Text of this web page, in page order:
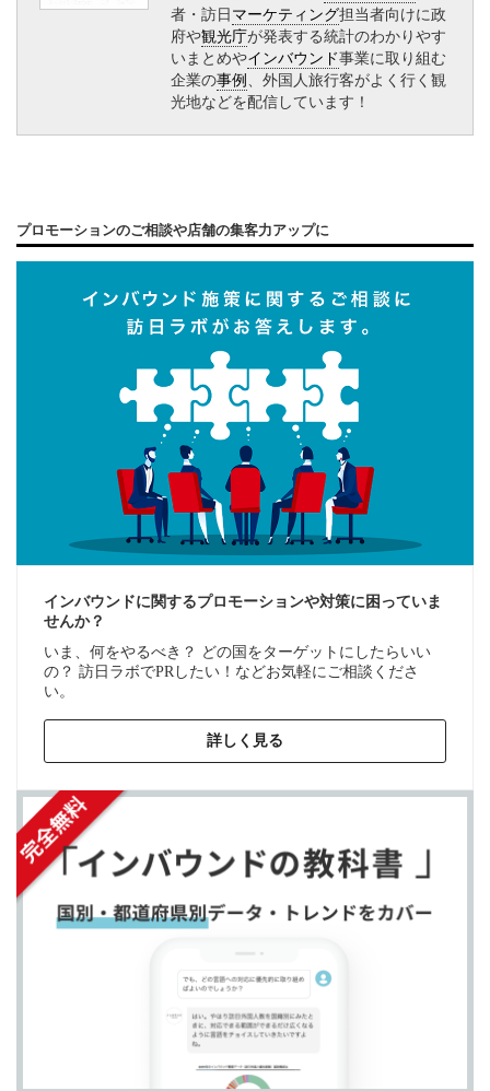
者・訪日マーケティング担当者向けに政
府や観光庁が発表する統計のわかりやす
いまとめやインバウンド事業に取り組む
企業の事例、外国人旅行客がよく行く観
光地などを配信しています！
プロモーションのご相談や店舗の集客力アップに
インバウンドに関するプロモーションや対策に困っていま
せんか？
いま、何をやるべき？ どの国をターゲットにしたらいい
の？ 訪日ラボでPRしたい！などお気軽にご相談くださ
い。
詳しく見る